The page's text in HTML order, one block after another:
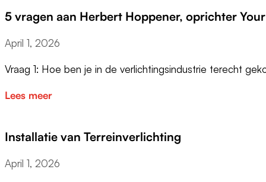
5 vragen aan Herbert Hoppener, oprichter
April 1, 2026
Vraag 1: Hoe ben je in de verlichtingsindustrie terecht
Lees meer
Installatie van Terreinverlichting
April 1, 2026